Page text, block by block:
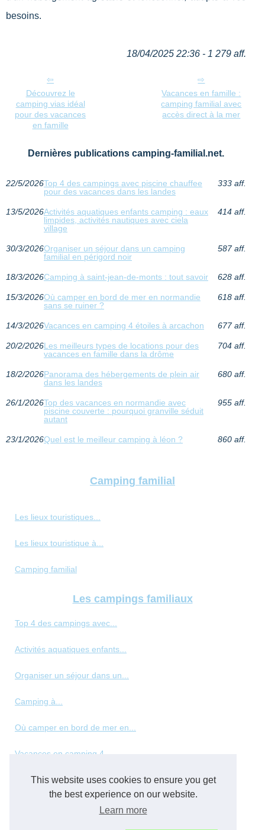
This website uses cookies to ensure you get
the best experience on our website.
Learn more
besoins.
18/04/2025 22:36 - 1 279 aff.
Découvrez le
camping vias idéal
pour des vacances
en famille
Vacances en famille :
camping familial avec
accès direct à la mer
Dernières publications camping-familial.net.
22/5/2026Top 4 des campings avec piscine chauffee
pour des vacances dans les landes
333 aff.
13/5/2026Activités aquatiques enfants camping : eaux
limpides, activités nautiques avec ciela
village
414 aff.
30/3/2026Organiser un séjour dans un camping
familial en périgord noir
587 aff.
18/3/2026Camping à saint-jean-de-monts : tout savoir 628 aff.
15/3/2026Où camper en bord de mer en normandie
sans se ruiner ?
618 aff.
14/3/2026Vacances en camping 4 étoiles à arcachon 677 aff.
20/2/2026Les meilleurs types de locations pour des
vacances en famille dans la drôme
704 aff.
18/2/2026Panorama des hébergements de plein air
dans les landes
680 aff.
26/1/2026Top des vacances en normandie avec
piscine couverte : pourquoi granville séduit
autant
955 aff.
23/1/2026Quel est le meilleur camping à léon ? 860 aff.
Camping familial
Les lieux touristiques...
Les lieux touristique à...
Camping familial
Les campings familiaux
Top 4 des campings avec...
Activités aquatiques enfants...
Organiser un séjour dans un...
Camping à...
Où camper en bord de mer en...
Vacances en camping 4...
Les meilleurs types de...
Panorama des hébergements de...